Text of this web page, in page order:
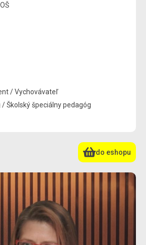
/ Vychovávateľ
Školský špeciálny pedagóg
do eshopu